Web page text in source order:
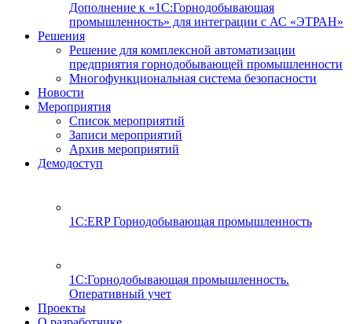
Дополнение к «1С:Горнодобывающая
промышленность» для интеграции с АС «ЭТРАН»
Решения
Решение для комплексной автоматизации
предприятия горнодобывающей промышленности
Многофункциональная система безопасности
Новости
Мероприятия
Список мероприятий
Записи мероприятий
Архив мероприятий
Демодоступ
1С:ERP Горнодобывающая промышленность
1С:Горнодобывающая промышленность.
Оперативный учет
Проекты